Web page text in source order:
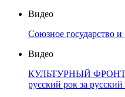
Видео
Союзное государство
Видео
КУЛЬТУРНЫЙ ФРОНТ.
русский рок за